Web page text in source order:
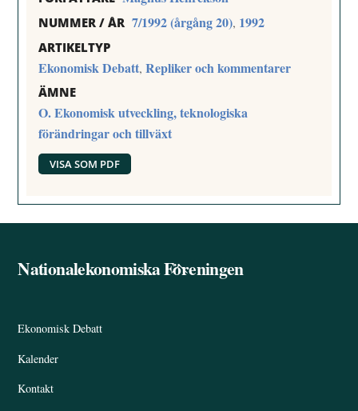
NUMMER / ÅR 7/1992 (årgång 20), 1992
ARTIKELTYP
Ekonomisk Debatt,Repliker och kommentarer
ÄMNE
O. Ekonomisk utveckling, teknologiska
förändringar och tillväxt
VISA SOM PDF
Back
Nationalekonomiska Föreningen
Ekonomisk Debatt
Kalender
Kontakt